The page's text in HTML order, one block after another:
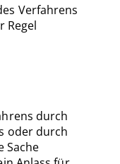
Verfahrens
Regel
durch
oder durch
Sache